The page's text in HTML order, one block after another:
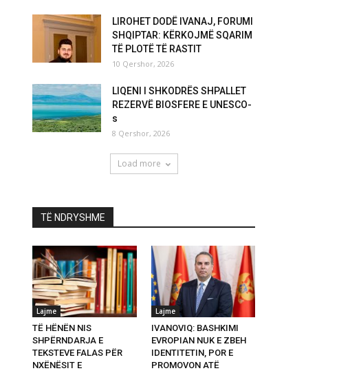
LIROHET DODË IVANAJ, FORUMI
SHQIPTAR: KËRKOJMË SQARIM
TË PLOTË TË RASTIT
10 Qershor, 2026
LIQENI I SHKODRËS SHPALLET
REZERVË BIOSFERE E UNESCO-
s
8 Qershor, 2026
Load more
TË NDRYSHME
Lajme
TË HËNËN NIS
SHPËRNDARJA E
TEKSTEVE FALAS PËR
NXËNËSIT E
Lajme
IVANOVIQ: BASHKIMI
EVROPIAN NUK E ZBEH
IDENTITETIN, POR E
PROMOVON ATË